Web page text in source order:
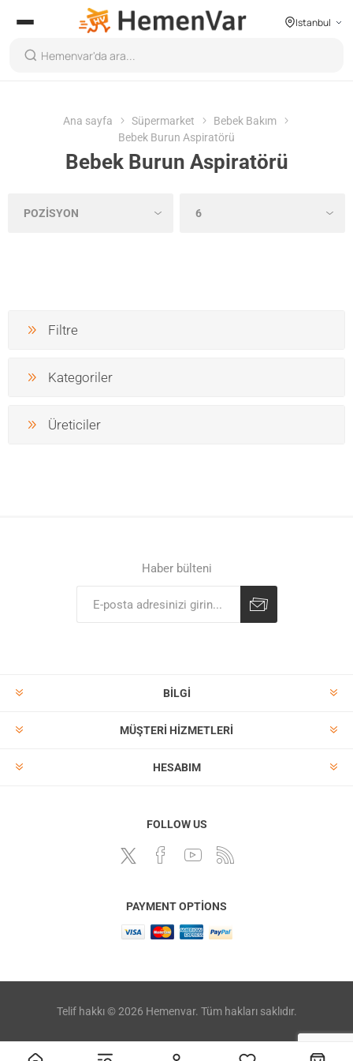
Istanbul
Ana sayfa Süpermarket
Bebek Bakım
Bebek Burun Aspiratörü
Bebek Burun Aspiratörü
Filtre
Kategoriler
Üreticiler
Haber bülteni
BILGI
MÜŞTERI HIZMETLERI
HESABIM
FOLLOW US
PAYMENT OPTIONS
Telif hakkı © 2026 Hemenvar. Tüm hakları saklıdır.